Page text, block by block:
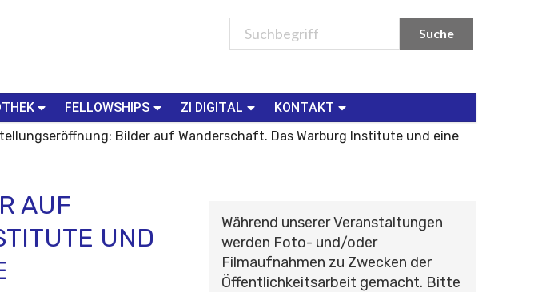
FELLOWSHIPS ZI DIGITAL
KONTAKT
Bilder auf Wanderschaft. Das Warburg Institute und eine
AUF
UND
Während unserer Veranstaltungen
werden Foto- und/oder
Filmaufnahmen zu Zwecken der
Öffentlichkeitsarbeit gemacht. Bitte